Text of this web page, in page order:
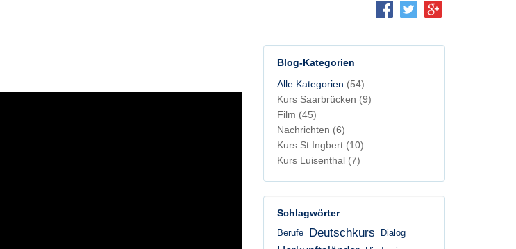
Blog-Kategorien
Alle Kategorien (54)
Kurs Saarbrücken (9)
Film (45)
Nachrichten (6)
Kurs St.Ingbert (10)
Kurs Luisenthal (7)
Schlagwörter
Berufe Deutschkurs Dialog